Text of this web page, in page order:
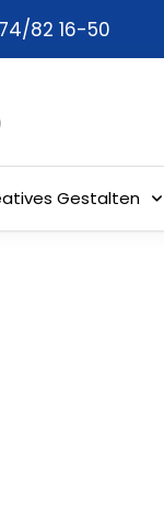
82 16-50
Gestalten